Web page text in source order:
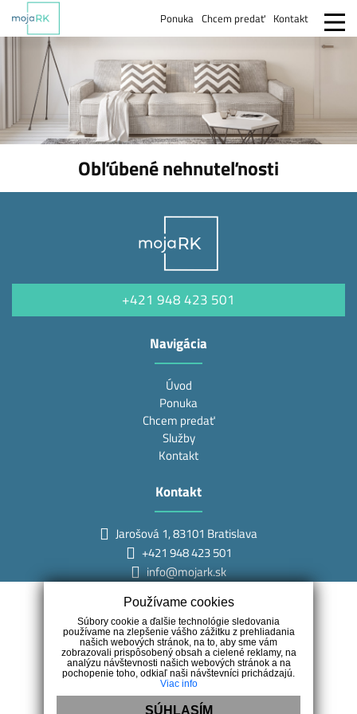
Ponuka Chcem predať Kontakt
Obľúbené nehnuteľnosti
+421 948 423 501
Navigácia
Úvod
Ponuka
Chcem predať
Služby
Kontakt
Kontakt
Jarošová 1, 83101 Bratislava
+421 948 423 501
info@mojark.sk
Náš tím
Ing. Miroslav Kocúr
Používame cookies
Súbory cookie a ďalšie technológie sledovania
používame na zlepšenie vášho zážitku z prehliadania
našich webových stránok, na to, aby sme vám
zobrazovali prispôsobený obsah a cielené reklamy, na
analýzu návštevnosti našich webových stránok a na
pochopenie toho, odkiaľ naši návštevníci prichádzajú.
Viac info
SÚHLASÍM